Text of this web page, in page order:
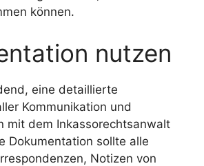
können.
nutzen
eine detaillierte
Kommunikation und
mit dem Inkassorechtsanwalt
Dokumentation sollte alle
Notizen von